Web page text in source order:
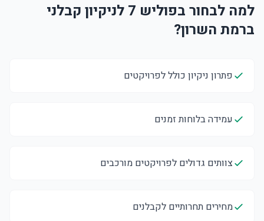
למה לבחור בפוליש 7 לניקיון קבלני
ברמת השרון?
פתרון ניקיון כולל לפרויקטים
עמידה בלוחות זמנים
צוותים גדולים לפרויקטים מורכבים
מחירים תחרותיים לקבלנים